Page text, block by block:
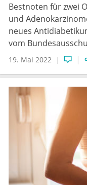
Bestnoten für zwei
und
neues
vom
19. Mai 2022